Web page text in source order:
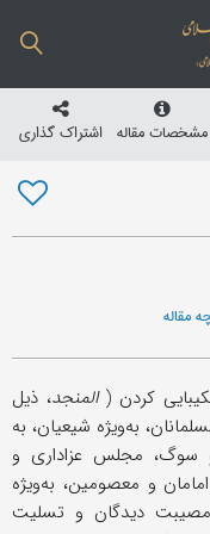
مشخصات مقاله اشتراک گذاری
مقاله
کردن (المنجد، ذیل
به‌ویژه شیعیان، به
و سوگ، مجلس عزاداری و
و معصومین، به‌ویژه
مصیبت دیدگان و تسلیت